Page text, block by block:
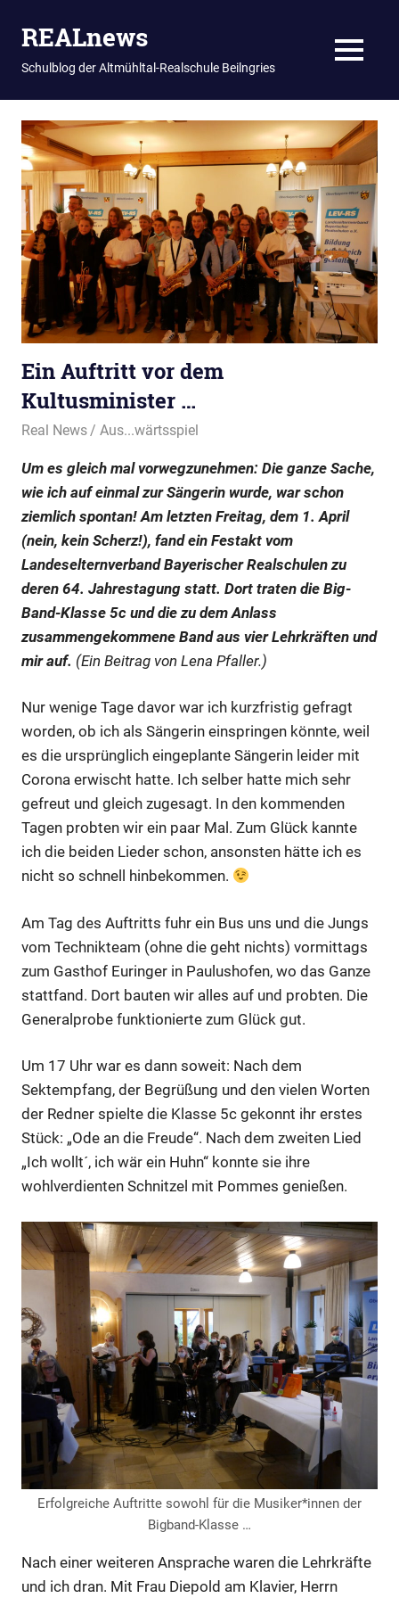
Inhalt
springen
REALnews
Schulblog der Altmühltal-Realschule Beilngries MENU
Ein Auftritt vor dem
Kultusminister …
6. April 2022
Real News Aus...wärtsspiel
Um es gleich mal vorwegzunehmen: Die ganze Sache,
wie ich auf einmal zur Sängerin wurde, war schon
ziemlich spontan! Am letzten Freitag, dem 1. April
(nein, kein Scherz!), fand ein Festakt vom
Landeselternverband Bayerischer Realschulen zu
deren 64. Jahrestagung statt. Dort traten die Big-
Band-Klasse 5c und die zu dem Anlass
zusammengekommene Band aus vier Lehrkräften und
mir auf. (Ein Beitrag von Lena Pfaller.)
Nur wenige Tage davor war ich kurzfristig gefragt
worden, ob ich als Sängerin einspringen könnte, weil
es die ursprünglich eingeplante Sängerin leider mit
Corona erwischt hatte. Ich selber hatte mich sehr
gefreut und gleich zugesagt. In den kommenden
Tagen probten wir ein paar Mal. Zum Glück kannte
ich die beiden Lieder schon, ansonsten hätte ich es
nicht so schnell hinbekommen.
Am Tag des Auftritts fuhr ein Bus uns und die Jungs
vom Technikteam (ohne die geht nichts) vormittags
zum Gasthof Euringer in Paulushofen, wo das Ganze
stattfand. Dort bauten wir alles auf und probten. Die
Generalprobe funktionierte zum Glück gut.
Um 17 Uhr war es dann soweit: Nach dem
Sektempfang, der Begrüßung und den vielen Worten
der Redner spielte die Klasse 5c gekonnt ihr erstes
Stück: „Ode an die Freude“. Nach dem zweiten Lied
„Ich wollt´, ich wär ein Huhn“ konnte sie ihre
wohlverdienten Schnitzel mit Pommes genießen.
Erfolgreiche Auftritte sowohl für die Musiker*innen der
Bigband-Klasse …
Nach einer weiteren Ansprache waren die Lehrkräfte
und ich dran. Mit Frau Diepold am Klavier, Herrn